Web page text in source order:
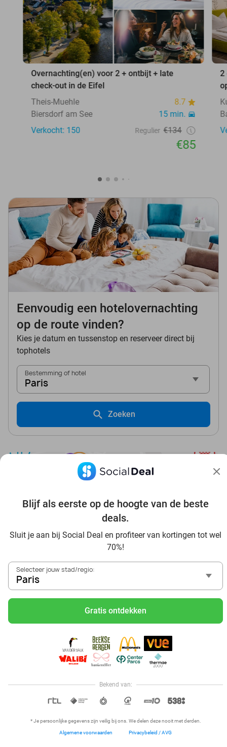
Blijf als eerste op de hoogte van de beste
deals.
Sluit je aan bij Social Deal en profiteer van kortingen tot wel
70%!
Selecteer jouw stad/regio:
Paris
Gratis ontdekken
Bekend van:
* Je persoonlijke gegevens zijn veilig bij ons. We delen deze nooit met derden.
Algemene voorwaarden Privacybeleid / AVG
Overnachting(en) voor 2 + ontbijt + late
check-out in de Eifel
Theis-Muehle
8.7
Biersdorf am See
15 min.
Verkocht: 150
Regulier €134
€85
2
Eenvoudig een hotelovernachting
op de route vinden?
Kies je datum en tussenstop en reserveer direct bij
tophotels
Bestemming of hotel
Paris
Zoeken
Ontdek alle topdeals in jouw omgeving
Voordelig genieten in Paris: haal deal-inspiratie uit onze
Visitez Eauzone SPA à prix réduit à Paris
Allez au spa à Paris et ses environs
Petit-déjeuner et lunch à Paris
Mangez des sushis à Paris
Hoi, onze klantenservice is open,
dus als je een vraag hebt helpen